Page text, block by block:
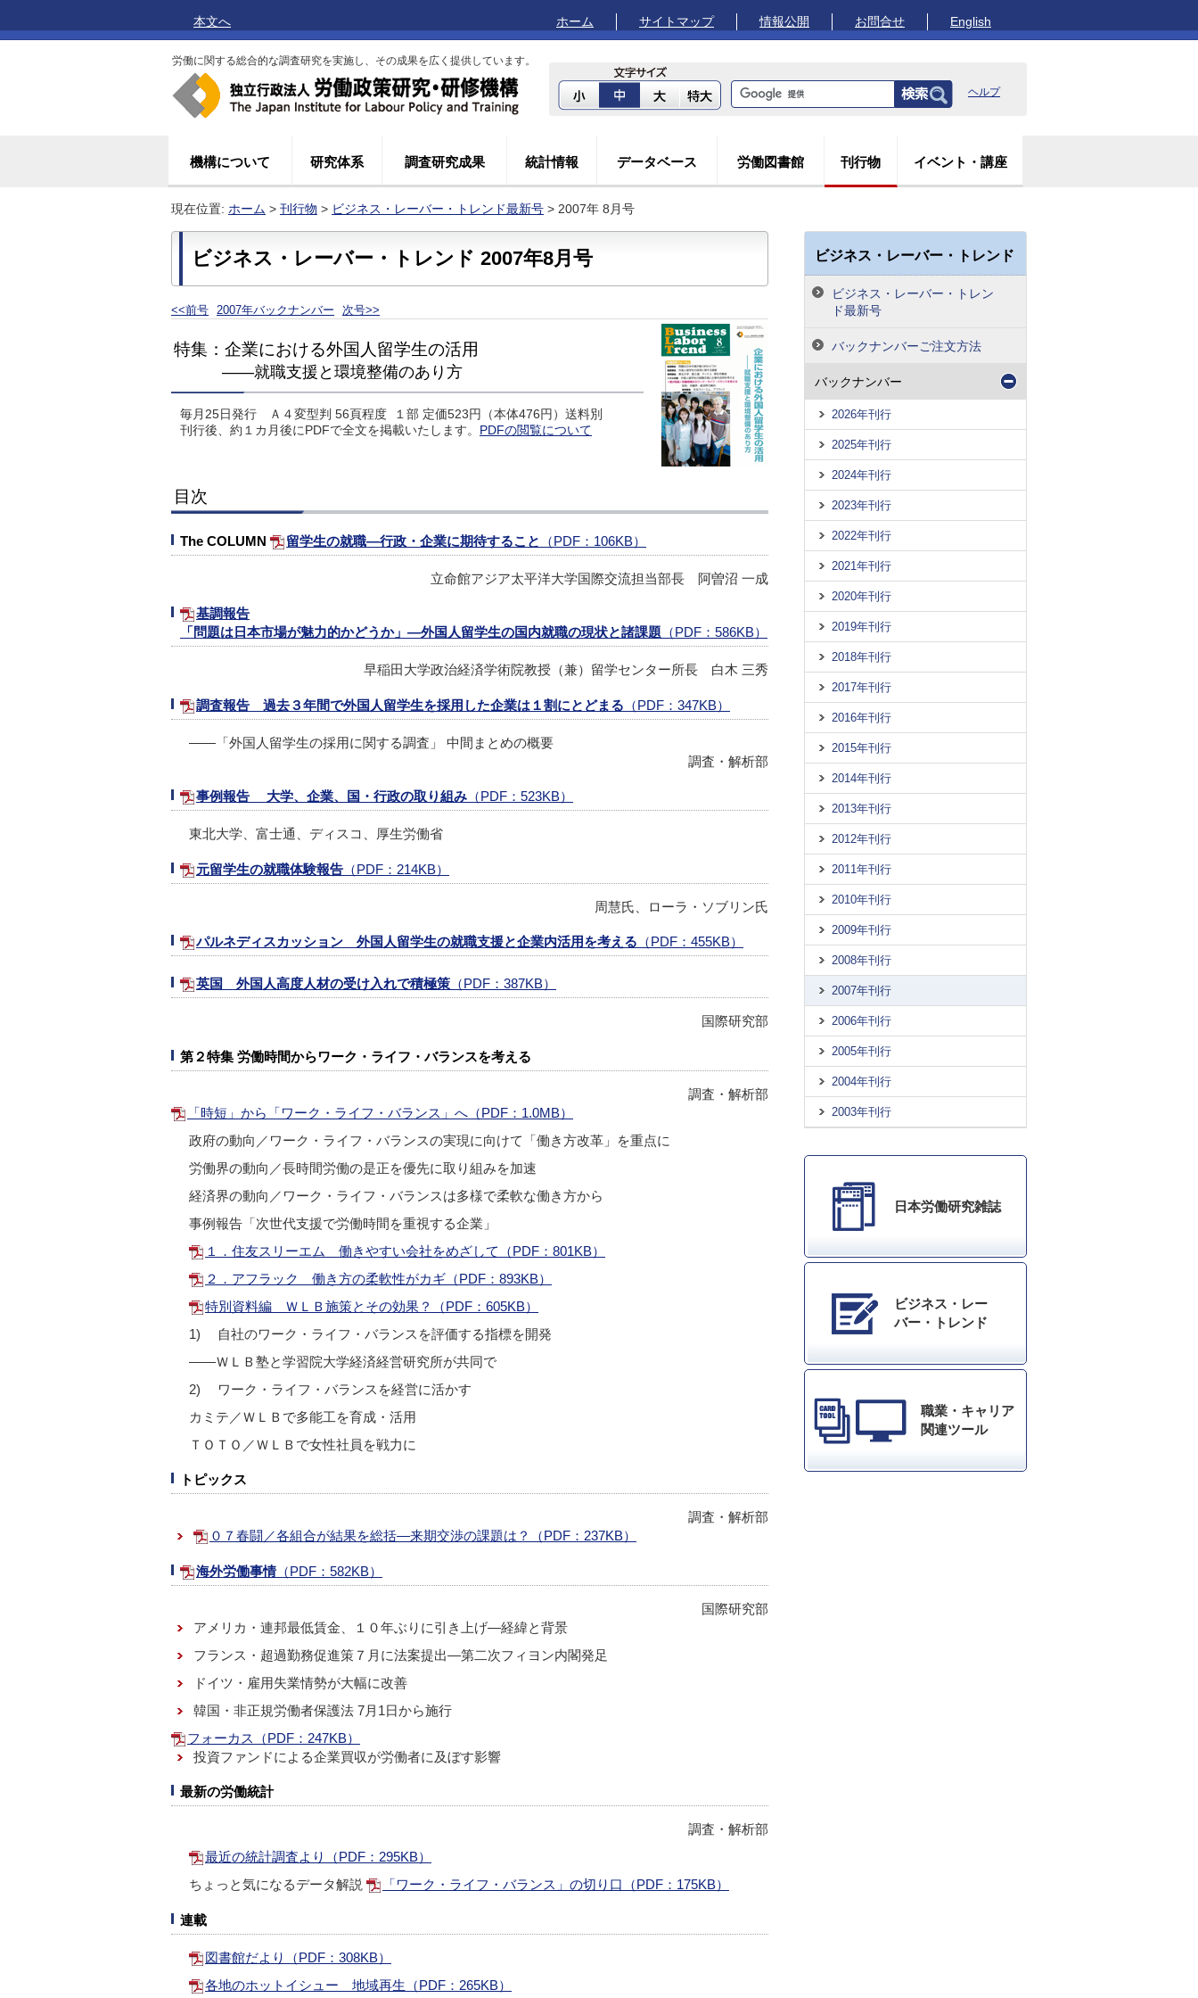
本文へ ホーム サイトマップ 情報公開 お問合せ English
労働に関する総合的な調査研究を実施し、その成果を広く提供しています。
ヘルプ
機構について 研究体系 調査研究成果 統計情報 データベース 労働図書館 刊行物 イベント・講座
現在位置: ホーム > 刊行物 > ビジネス・レーバー・トレンド最新号 > 2007年 8月号
ビジネス・レーバー・トレンド 2007年8月号
<<前号 2007年バックナンバー 次号>>
特集：企業における外国人留学生の活用
――就職支援と環境整備のあり方
毎月25日発行 Ａ４変型判 56頁程度 １部 定価523円（本体476円）送料別
刊行後、約１カ月後にPDFで全文を掲載いたします。 PDFの閲覧について
目次
The COLUMN 留学生の就職―行政・企業に期待すること （PDF：106KB）
立命館アジア太平洋大学国際交流担当部長 阿曽沼 一成
基調報告
「問題は日本市場が魅力的かどうか」―外国人留学生の国内就職の現状と諸課題 （PDF：586KB）
早稲田大学政治経済学術院教授（兼）留学センター所長 白木 三秀
調査報告 過去３年間で外国人留学生を採用した企業は１割にとどまる （PDF：347KB）
――「外国人留学生の採用に関する調査」 中間まとめの概要
調査・解析部
事例報告 大学、企業、国・行政の取り組み （PDF：523KB）
東北大学、富士通、ディスコ、厚生労働省
元留学生の就職体験報告 （PDF：214KB）
周慧氏、ローラ・ソブリン氏
パルネディスカッション 外国人留学生の就職支援と企業内活用を考える （PDF：455KB）
英国 外国人高度人材の受け入れで積極策 （PDF：387KB）
国際研究部
第２特集 労働時間からワーク・ライフ・バランスを考える
調査・解析部
「時短」から「ワーク・ライフ・バランス」へ（PDF：1.0MB）
政府の動向／ワーク・ライフ・バランスの実現に向けて「働き方改革」を重点に
労働界の動向／長時間労働の是正を優先に取り組みを加速
経済界の動向／ワーク・ライフ・バランスは多様で柔軟な働き方から
事例報告「次世代支援で労働時間を重視する企業」
１．住友スリーエム 働きやすい会社をめざして（PDF：801KB）
２．アフラック 働き方の柔軟性がカギ（PDF：893KB）
特別資料編 ＷＬＢ施策とその効果？（PDF：605KB）
1) 自社のワーク・ライフ・バランスを評価する指標を開発
――ＷＬＢ塾と学習院大学経済経営研究所が共同で
2) ワーク・ライフ・バランスを経営に活かす
カミテ／ＷＬＢで多能工を育成・活用
ＴＯＴＯ／ＷＬＢで女性社員を戦力に
トピックス
調査・解析部
０７春闘／各組合が結果を総括―来期交渉の課題は？（PDF：237KB）
海外労働事情 （PDF：582KB）
国際研究部
アメリカ・連邦最低賃金、１０年ぶりに引き上げ―経緯と背景
フランス・超過勤務促進策７月に法案提出―第二次フィヨン内閣発足
ドイツ・雇用失業情勢が大幅に改善
韓国・非正規労働者保護法 7月1日から施行
フォーカス（PDF：247KB）
投資ファンドによる企業買収が労働者に及ぼす影響
最新の労働統計
調査・解析部
最近の統計調査より（PDF：295KB）
ちょっと気になるデータ解説
「ワーク・ライフ・バランス」の切り口（PDF：175KB）
連載
図書館だより（PDF：308KB）
各地のホットイシュー 地域再生（PDF：265KB）
ビジネス・レーバー・トレンド
ビジネス・レーバー・トレン
ド最新号
バックナンバーご注文方法
バックナンバー
2026年刊行
2025年刊行
2024年刊行
2023年刊行
2022年刊行
2021年刊行
2020年刊行
2019年刊行
2018年刊行
2017年刊行
2016年刊行
2015年刊行
2014年刊行
2013年刊行
2012年刊行
2011年刊行
2010年刊行
2009年刊行
2008年刊行
2007年刊行
2006年刊行
2005年刊行
2004年刊行
2003年刊行
日本労働研究雑誌
ビジネス・レー
バー・トレンド
職業・キャリア
関連ツール